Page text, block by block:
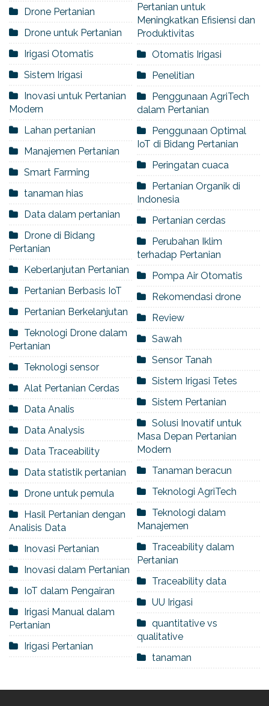
Drone Pertanian
Drone untuk Pertanian
Irigasi Otomatis
Sistem Irigasi
Inovasi untuk Pertanian
Modern
Lahan pertanian
Manajemen Pertanian
Smart Farming
tanaman hias
Data dalam pertanian
Drone di Bidang
Pertanian
Keberlanjutan Pertanian
Pertanian Berbasis IoT
Pertanian Berkelanjutan
Teknologi Drone dalam
Pertanian
Teknologi sensor
Alat Pertanian Cerdas
Data Analis
Data Analysis
Data Traceability
Data statistik pertanian
Drone untuk pemula
Hasil Pertanian dengan
Analisis Data
Inovasi Pertanian
Inovasi dalam Pertanian
IoT dalam Pengairan
Irigasi Manual dalam
Pertanian
Irigasi Pertanian
Pertanian untuk
Meningkatkan Efisiensi dan
Produktivitas
Otomatis Irigasi
Penelitian
Penggunaan AgriTech
dalam Pertanian
Penggunaan Optimal
IoT di Bidang Pertanian
Peringatan cuaca
Pertanian Organik di
Indonesia
Pertanian cerdas
Perubahan Iklim
terhadap Pertanian
Pompa Air Otomatis
Rekomendasi drone
Review
Sawah
Sensor Tanah
Sistem Irigasi Tetes
Sistem Pertanian
Solusi Inovatif untuk
Masa Depan Pertanian
Modern
Tanaman beracun
Teknologi AgriTech
Teknologi dalam
Manajemen
Traceability dalam
Pertanian
Traceability data
UU Irigasi
quantitative vs
qualitative
tanaman